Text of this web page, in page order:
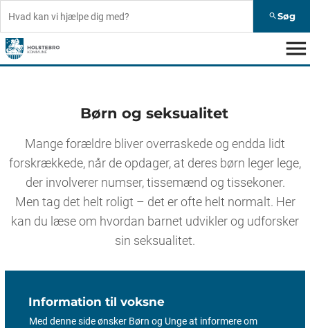
search Søg
menu
Børn og seksualitet
Mange forældre bliver overraskede og endda lidt
forskrækkede, når de opdager, at deres børn leger lege,
der involverer numser, tissemænd og tissekoner.
Men tag det helt roligt – det er ofte helt normalt. Her
kan du læse om hvordan barnet udvikler og udforsker
sin seksualitet.
Information til voksne
Med denne side ønsker Børn og Unge at informere om